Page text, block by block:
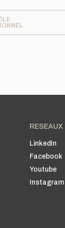
RESEAUX
LinkedIn
Facebook
Youtube
Instagram